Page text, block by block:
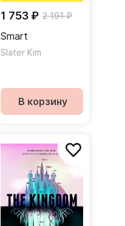
1 753 ₽ 2 191 ₽
Smart
Slater Kim
В корзину